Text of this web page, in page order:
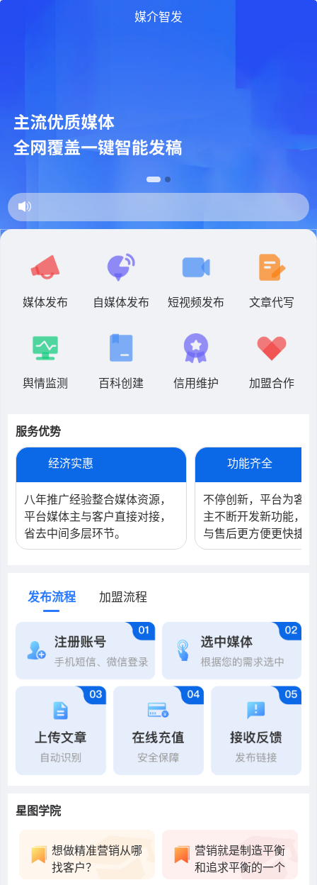
媒介智发
媒体发布 自媒体发布 短视频发布 文章代写
舆情监测 百科创建 信用维护 加盟合作
服务优势
经济实惠
八年推广经验整合媒体资源，
平台媒体主与客户直接对接，
省去中间多层环节。
功能齐全
不停创新，平台为客
主不断开发新功能，
与售后更方便更快捷!
发布流程 加盟流程
星图学院
想做精准营销从哪
找客户？
营销就是制造平衡
和追求平衡的一个